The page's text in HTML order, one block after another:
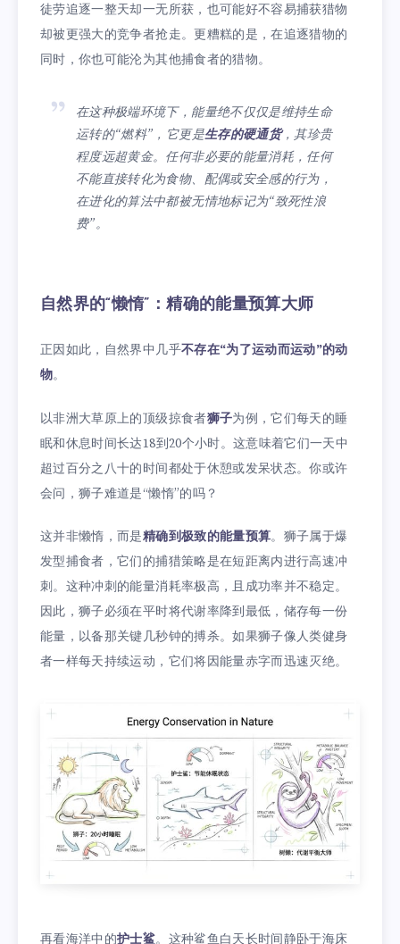
徒劳追逐一整天却一无所获，也可能好不容易捕获猎物
却被更强大的竞争者抢走。更糟糕的是，在追逐猎物的
同时，你也可能沦为其他捕食者的猎物。
在这种极端环境下，能量绝不仅仅是维持生命
运转的“燃料”，它更是生存的硬通货，其珍贵
程度远超黄金。任何非必要的能量消耗，任何
不能直接转化为食物、配偶或安全感的行为，
在进化的算法中都被无情地标记为“致死性浪
费”。
自然界的“懒惰”：精确的能量预算大师
正因如此，自然界中几乎不存在“为了运动而运动”的动
物。
以非洲大草原上的顶级掠食者狮子为例，它们每天的睡
眠和休息时间长达18到20个小时。这意味着它们一天中
超过百分之八十的时间都处于休憩或发呆状态。你或许
会问，狮子难道是“懒惰”的吗？
这并非懒惰，而是精确到极致的能量预算。狮子属于爆
发型捕食者，它们的捕猎策略是在短距离内进行高速冲
刺。这种冲刺的能量消耗率极高，且成功率并不稳定。
因此，狮子必须在平时将代谢率降到最低，储存每一份
能量，以备那关键几秒钟的搏杀。如果狮子像人类健身
者一样每天持续运动，它们将因能量赤字而迅速灭绝。
再看海洋中的护士鲨。这种鲨鱼白天长时间静卧于海床